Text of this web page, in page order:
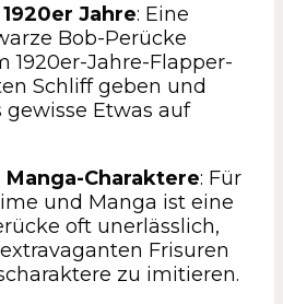
Jahre: Eine
Bob-Perücke
1920er-Jahre-Flapper-
Schliff geben und
gewisse Etwas auf
Charaktere: Für
und Manga ist eine
oft unerlässlich,
Frisuren
zu imitieren.